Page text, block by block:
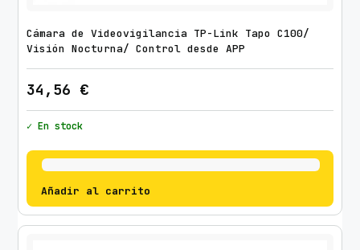
Cámara de Videovigilancia TP-Link Tapo C100/
Visión Nocturna/ Control desde APP
34,56 €
✓ En stock
Añadir al carrito